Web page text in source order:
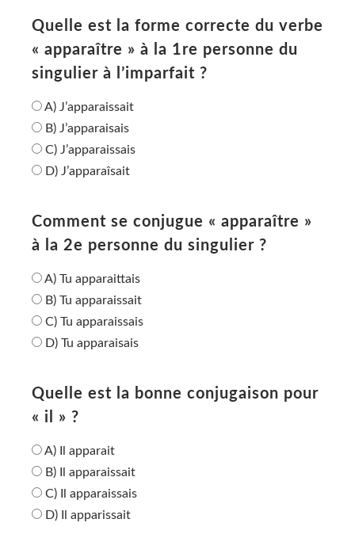
Quelle est la forme correcte du verbe
« apparaître » à la 1re personne du
singulier à l’imparfait ?
A) J’apparaissait
B) J’apparaisais
C) J’apparaissais
D) J’apparaîsait
Comment se conjugue « apparaître »
à la 2e personne du singulier ?
A) Tu apparaittais
B) Tu apparaissait
C) Tu apparaissais
D) Tu apparaisais
Quelle est la bonne conjugaison pour
« il » ?
A) Il apparait
B) Il apparaissait
C) Il apparaissais
D) Il apparissait